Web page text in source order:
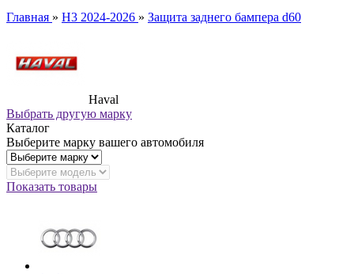
Главная » H3 2024-2026 » Защита заднего бампера d60
Haval
Выбрать другую марку
Каталог
Выберите марку вашего автомобиля
Показать товары